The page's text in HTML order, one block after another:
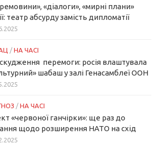
«діалоги», «мирні плани»
театр абсурду замість дипломатії
/ НА ЧАСІ
перемоги: росія влаштувала
шабаш у залі Генасамблеї ООН
/ НА ЧАСІ
«червоної ганчірки»: ще раз до
щодо розширення НАТО на схід